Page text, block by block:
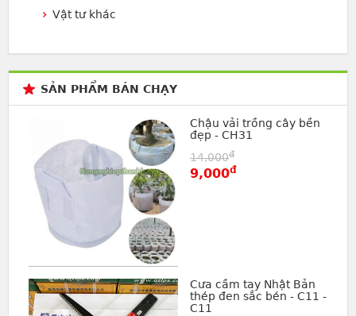
Vật tư khác
SẢN PHẨM BÁN CHẠY
Chậu vải trồng cây bền
đẹp - CH31
14,000đ
9,000đ
Cưa cầm tay Nhật Bản
thép đen sắc bén - C11 -
C11